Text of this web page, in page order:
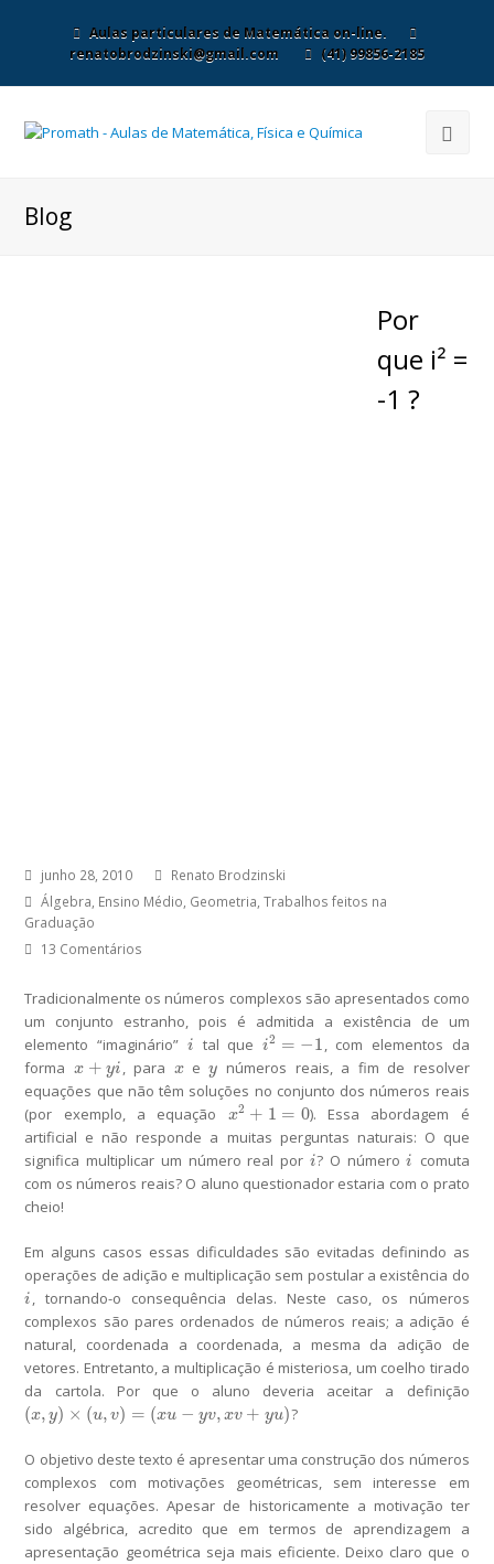
Aulas particulares de Matemática on-line.
renatobrodzinski@gmail.com
(41) 99856-2185
Blog
Por
que i² =
-1 ?
junho 28, 2010
Renato Brodzinski
Álgebra, Ensino Médio, Geometria,Trabalhos feitos na
Graduação
13 Comentários
Tradicionalmente os números complexos são apresentados como
um conjunto estranho, pois é admitida a existência de um
elemento “imaginário” i
i tal quei2 = −1
i2= −1
, com elementos da
forma x + yi
x+ yi , para x
xey
y números reais, a fim de resolver
equações que não têm soluções no conjunto dos números reais
(por exemplo, a equação x2 + 1 = 0
x2+1= 0
). Essa abordagem é
artificial e não responde a muitas perguntas naturais: O que
significa multiplicar um número real por i
i? O númeroi
i comuta
com os números reais? O aluno questionador estaria com o prato
cheio!
Em alguns casos essas dificuldades são evitadas definindo as
operações de adição e multiplicação sem postular a existência do
i
i , tornando-o consequência delas. Neste caso, os números
complexos são pares ordenados de números reais; a adição é
natural, coordenada a coordenada, a mesma da adição de
vetores. Entretanto, a multiplicação é misteriosa, um coelho tirado
da cartola. Por que o aluno deveria aceitar a definição
(x,y) × (u,v) = (xu − yv,xv + yu)
(x,y)×( u,v =(xu−y v,x v+yu ) ?
O objetivo deste texto é apresentar uma construção dos números
complexos com motivações geométricas, sem interesse em
resolver equações. Apesar de historicamente a motivação ter
sido algébrica, acredito que em termos de aprendizagem a
apresentação geométrica seja mais eficiente. Deixo claro que o